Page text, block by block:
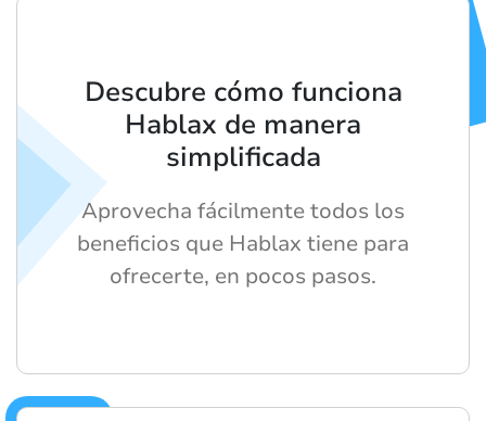
Descubre cómo funciona
Hablax de manera
simplificada
Aprovecha fácilmente todos los
beneficios que Hablax tiene para
ofrecerte, en pocos pasos.